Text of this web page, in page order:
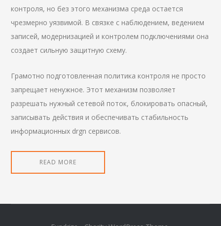
контроля, но без этого механизма среда остается
чрезмерно уязвимой. В связке с наблюдением, ведением
записей, модернизацией и контролем подключениями она
создает сильную защитную схему.
Грамотно подготовленная политика контроля не просто
запрещает ненужное. Этот механизм позволяет
разрешать нужный сетевой поток, блокировать опасный,
записывать действия и обеспечивать стабильность
информационных drgn сервисов.
READ MORE